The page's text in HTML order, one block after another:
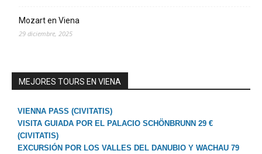
Mozart en Viena
29 diciembre, 2025
MEJORES TOURS EN VIENA
VIENNA PASS (CIVITATIS)
VISITA GUIADA POR EL PALACIO SCHÖNBRUNN 29 €
(CIVITATIS)
EXCURSIÓN POR LOS VALLES DEL DANUBIO Y WACHAU 79